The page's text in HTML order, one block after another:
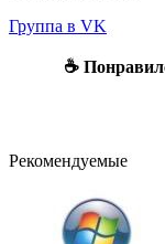
Группа в VK
☕
Рекомендуемые